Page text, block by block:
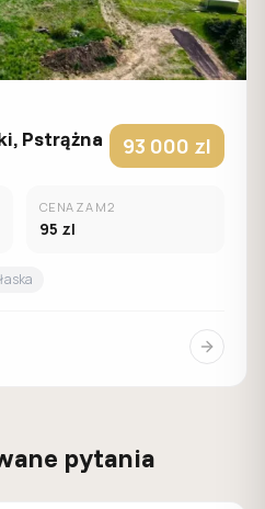
Pstrążna 93 000 zl
CENA ZA M2
95 zl
pytania